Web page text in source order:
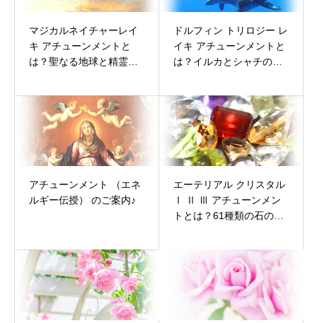
マジカルネイチャーレイ
キ アチューンメントと
は？聖なる地球と精霊の
ドルフィン トリロジー レ
イキ アチューンメントと
は？イルカとシャチの愛
アチューンメント （エネ
ルギー伝授） のご案内♪
エーテリアル クリスタル
Ⅰ Ⅱ Ⅲ アチューンメン
トとは？61種類の石の力